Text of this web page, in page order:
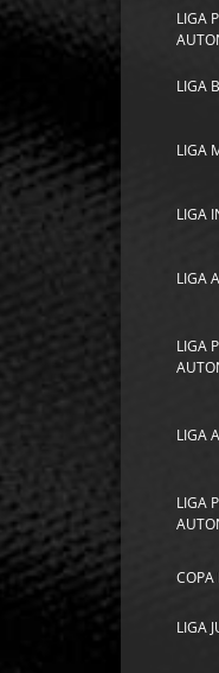
LIGA
LIGA
LIGA
LIGA
LIGA
LIGA
LIGA
LIGA
COPA
LIGA